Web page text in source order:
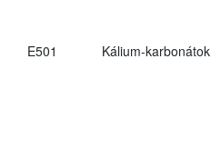
E501 Kálium-karbonátok